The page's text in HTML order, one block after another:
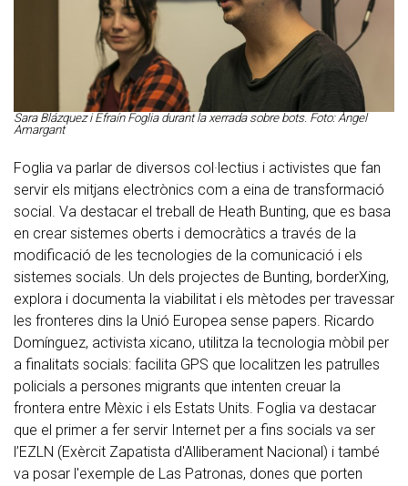
Sara Blázquez i Efraín Foglia durant la xerrada sobre bots. Foto: Àngel
Amargant
Foglia va parlar de diversos col·lectius i activistes que fan
servir els mitjans electrònics com a eina de transformació
social. Va destacar el treball de Heath Bunting, que es basa
en crear sistemes oberts i democràtics a través de la
modificació de les tecnologies de la comunicació i els
sistemes socials. Un dels projectes de Bunting, borderXing,
explora i documenta la viabilitat i els mètodes per travessar
les fronteres dins la Unió Europea sense papers. Ricardo
Domínguez, activista xicano, utilitza la tecnologia mòbil per
a finalitats socials: facilita GPS que localitzen les patrulles
policials a persones migrants que intenten creuar la
frontera entre Mèxic i els Estats Units. Foglia va destacar
que el primer a fer servir Internet per a fins socials va ser
l’EZLN (Exèrcit Zapatista d'Alliberament Nacional) i també
va posar l'exemple de Las Patronas, dones que porten